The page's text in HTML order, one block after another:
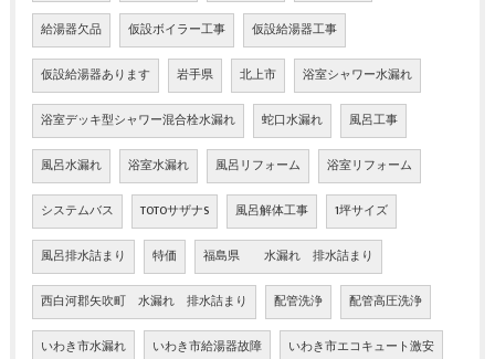
給湯器欠品 仮設ボイラー工事 仮設給湯器工事
仮設給湯器あります 岩手県 北上市 浴室シャワー水漏れ
浴室デッキ型シャワー混合栓水漏れ 蛇口水漏れ 風呂工事
風呂水漏れ 浴室水漏れ 風呂リフォーム 浴室リフォーム
システムバス TOTOサザナS 風呂解体工事 1坪サイズ
風呂排水詰まり 特価 福島県 水漏れ 排水詰まり
西白河郡矢吹町 水漏れ 排水詰まり 配管洗浄 配管高圧洗浄
いわき市水漏れ いわき市給湯器故障 いわき市エコキュート激安